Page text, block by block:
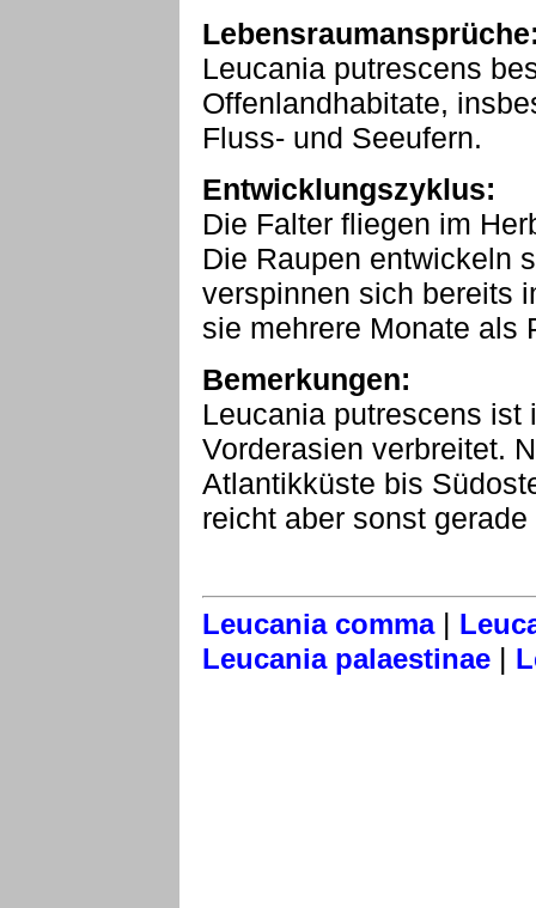
Leucania putrescens
Offenlandhabitate,
Fluss- und Seeufern.
Entwicklungszyklus:
Die Falter fliegen im
Die Raupen entwickeln
verspinnen sich bereits
sie mehrere Monate als
Bemerkungen:
Leucania putrescens ist
Vorderasien verbreitet.
Atlantikküste bis
reicht aber sonst
Leucania comma|
Leucania palaestinae |